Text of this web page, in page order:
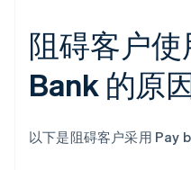
阻碍客户使
Bank 的原
以下是阻碍客户采用 Pay